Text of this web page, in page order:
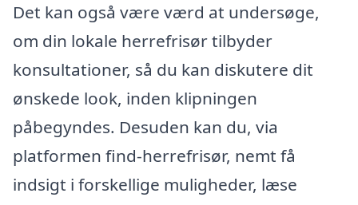
Det kan også være værd at undersøge,
om din lokale herrefrisør tilbyder
konsultationer, så du kan diskutere dit
ønskede look, inden klipningen
påbegyndes. Desuden kan du, via
platformen find-herrefrisør, nemt få
indsigt i forskellige muligheder, læse